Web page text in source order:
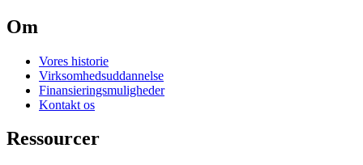
Om
Vores historie
Virksomhedsuddannelse
Finansieringsmuligheder
Kontakt os
Ressourcer